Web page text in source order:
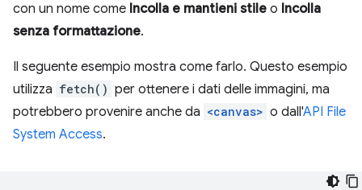
con un nome come Incolla e mantieni stile o Incolla
senza formattazione.
Il seguente esempio mostra come farlo. Questo esempio
utilizza fetch() per ottenere i dati delle immagini, ma
potrebbero provenire anche da <canvas> o dall'API File
System Access.